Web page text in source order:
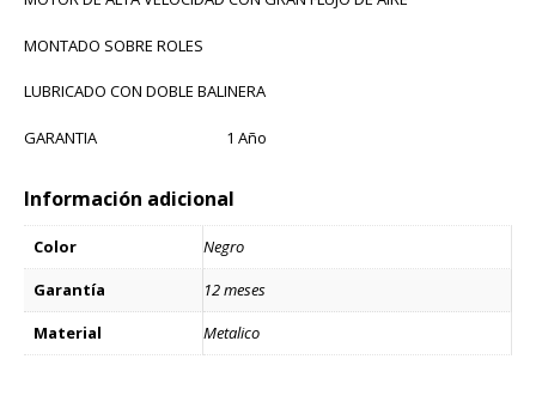
MONTADO SOBRE ROLES
LUBRICADO CON DOBLE BALINERA
GARANTIA 1 Año
Información adicional
Color
Negro
Garantía
12 meses
Material
Metalico